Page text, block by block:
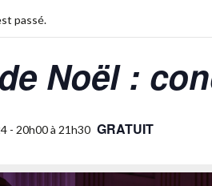
passé.
Noël :
- 20h00à 21h30 GRATUIT